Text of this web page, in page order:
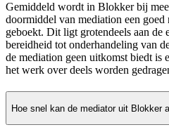
Gemiddeld wordt in Blokker bij
doormiddel van mediation een goed
geboekt. Dit ligt grotendeels aan de
bereidheid tot onderhandeling van
de mediation geen uitkomst biedt is
het werk over deels worden
Hoe snel kan de mediator uit Blokker